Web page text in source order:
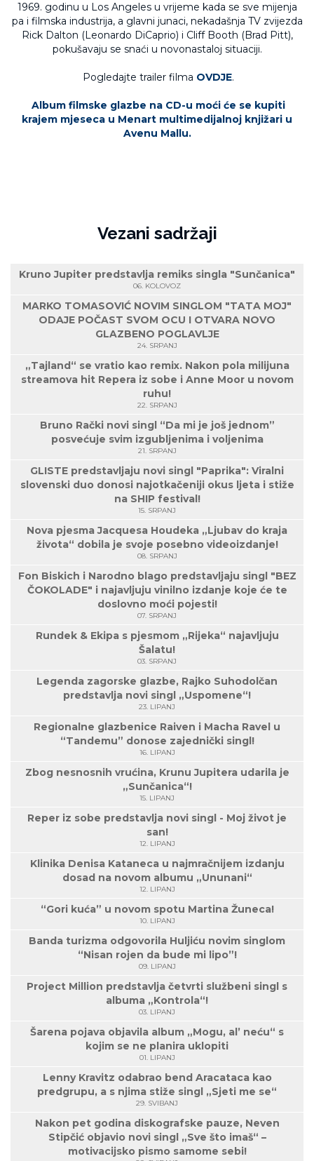
1969. godinu u Los Angeles u vrijeme kada se sve mijenja
pa i filmska industrija, a glavni junaci, nekadašnja TV zvijezda
Rick Dalton (Leonardo DiCaprio) i Cliff Booth (Brad Pitt),
pokušavaju se snaći u novonastaloj situaciji.
Pogledajte trailer filma OVDJE.
Album filmske glazbe na CD-u moći će se kupiti
krajem mjeseca u Menart multimedijalnoj knjižari u
Avenu Mallu.
Vezani sadržaji
Kruno Jupiter predstavlja remiks singla "Sunčanica"
06. KOLOVOZ
MARKO TOMASOVIĆ NOVIM SINGLOM "TATA MOJ"
ODAJE POČAST SVOM OCU I OTVARA NOVO
GLAZBENO POGLAVLJE
24. SRPANJ
„Tajland“ se vratio kao remix. Nakon pola milijuna
streamova hit Repera iz sobe i Anne Moor u novom
ruhu!
22. SRPANJ
Bruno Rački novi singl “Da mi je još jednom”
posvećuje svim izgubljenima i voljenima
21. SRPANJ
GLISTE predstavljaju novi singl "Paprika": Viralni
slovenski duo donosi najotkačeniji okus ljeta i stiže
na SHIP festival!
15. SRPANJ
Nova pjesma Jacquesa Houdeka „Ljubav do kraja
života“ dobila je svoje posebno videoizdanje!
08. SRPANJ
Fon Biskich i Narodno blago predstavljaju singl "BEZ
ČOKOLADE" i najavljuju vinilno izdanje koje će te
doslovno moći pojesti!
07. SRPANJ
Rundek & Ekipa s pjesmom „Rijeka“ najavljuju
Šalatu!
03. SRPANJ
Legenda zagorske glazbe, Rajko Suhodolčan
predstavlja novi singl „Uspomene“!
23. LIPANJ
Regionalne glazbenice Raiven i Macha Ravel u
“Tandemu” donose zajednički singl!
16. LIPANJ
Zbog nesnosnih vrućina, Krunu Jupitera udarila je
„Sunčanica“!
15. LIPANJ
Reper iz sobe predstavlja novi singl - Moj život je
san!
12. LIPANJ
Klinika Denisa Kataneca u najmračnijem izdanju
dosad na novom albumu „Ununani“
12. LIPANJ
“Gori kuća” u novom spotu Martina Žuneca!
10. LIPANJ
Banda turizma odgovorila Huljiću novim singlom
“Nisan rojen da bude mi lipo”!
09. LIPANJ
Project Million predstavlja četvrti službeni singl s
albuma „Kontrola“!
03. LIPANJ
Šarena pojava objavila album „Mogu, al’ neću“ s
kojim se ne planira uklopiti
01. LIPANJ
Lenny Kravitz odabrao bend Aracataca kao
predgrupu, a s njima stiže singl „Sjeti me se“
29. SVIBANJ
Nakon pet godina diskografske pauze, Neven
Stipčić objavio novi singl „Sve što imaš“ –
motivacijsko pismo samome sebi!